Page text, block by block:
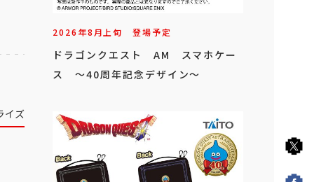
イズ
2026年8月上旬 登場予定
ドラゴンクエスト AM スマホケー
ス ～40周年記念デザイン～